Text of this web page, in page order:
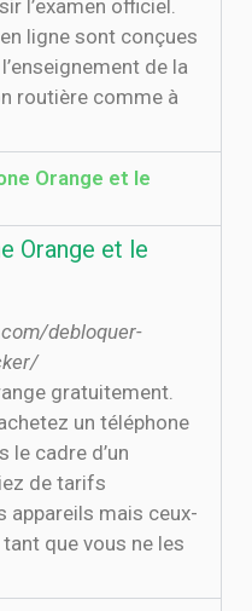
l’examen officiel.
ligne sont conçues
de la
routière comme à
Orange et le
Orange et le
debloquer-
gratuitement.
un téléphone
le cadre d’un
de tarifs
appareils mais ceux-
que vous ne les